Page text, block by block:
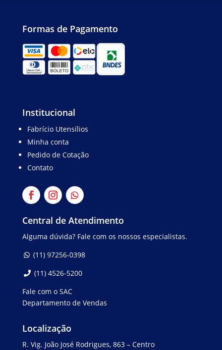
Formas de Pagamento
Institucional
Fabrício Utensílios
Minha conta
Pedido de Cotação
Contato
Central de Atendimento
Alguma dúvida? Fale com os nossos especialistas.
(11) 97256-0398
(11) 4526-5200
Fale com o SAC
Departamento de Vendas
Localização
R. Vig. João José Rodrigues, 863 – Centro